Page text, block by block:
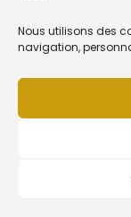
Nous utilisons des
navigation,